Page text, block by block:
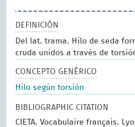
DEFINICIÓN
Del lat. trama. Hilo de seda
cruda unidos a través de
CONCEPTO GENÉRICO
Hilo según torsión
BIBLIOGRAPHIC CITATION
CIETA. Vocabulaire français.